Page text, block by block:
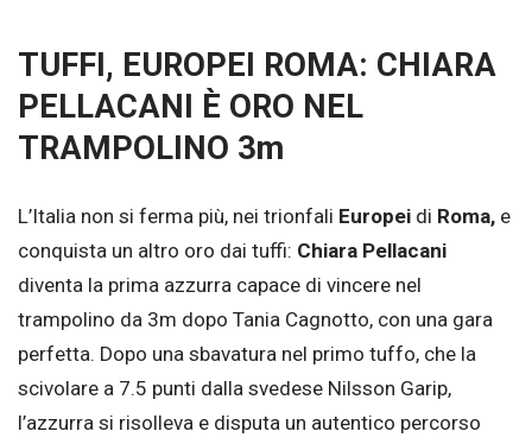
TUFFI, EUROPEI ROMA: CHIARA
PELLACANI È ORO NEL
TRAMPOLINO 3m
L’Italia non si ferma più, nei trionfali Europei di Roma, e
conquista un altro oro dai tuffi: Chiara Pellacani
diventa la prima azzurra capace di vincere nel
trampolino da 3m dopo Tania Cagnotto, con una gara
perfetta. Dopo una sbavatura nel primo tuffo, che la
scivolare a 7.5 punti dalla svedese Nilsson Garip,
l’azzurra si risolleva e disputa un autentico percorso